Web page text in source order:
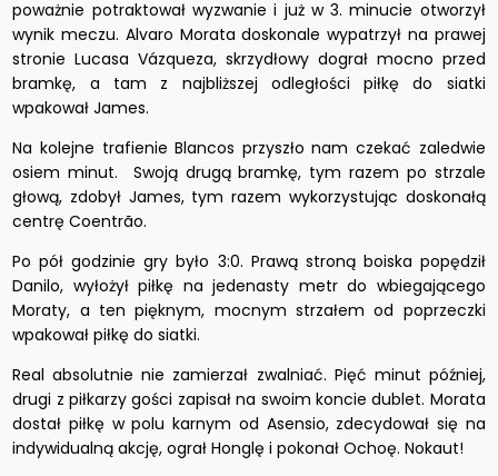
poważnie potraktował wyzwanie i już w 3. minucie otworzył
wynik meczu. Alvaro Morata doskonale wypatrzył na prawej
stronie Lucasa Vázqueza, skrzydłowy dograł mocno przed
bramkę, a tam z najbliższej odległości piłkę do siatki
wpakował James.
Na kolejne trafienie Blancos przyszło nam czekać zaledwie
osiem minut. Swoją drugą bramkę, tym razem po strzale
głową, zdobył James, tym razem wykorzystując doskonałą
centrę Coentrão.
Po pół godzinie gry było 3:0. Prawą stroną boiska popędził
Danilo, wyłożył piłkę na jedenasty metr do wbiegającego
Moraty, a ten pięknym, mocnym strzałem od poprzeczki
wpakował piłkę do siatki.
Real absolutnie nie zamierzał zwalniać. Pięć minut później,
drugi z piłkarzy gości zapisał na swoim koncie dublet. Morata
dostał piłkę w polu karnym od Asensio, zdecydował się na
indywidualną akcję, ograł Honglę i pokonał Ochoę. Nokaut!